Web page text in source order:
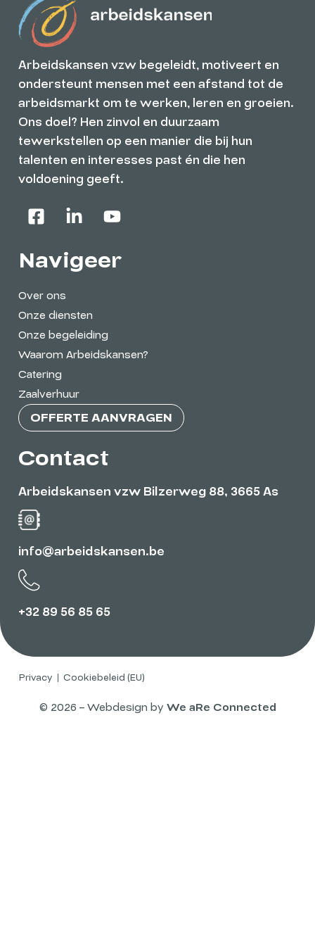
Arbeidskansen vzw begeleidt, motiveert en
ondersteunt mensen met een afstand tot de
arbeidsmarkt om te werken, leren en groeien.
Ons doel? Hen zinvol en duurzaam
tewerkstellen op een manier die bij hun
talenten en interesses past én die hen
voldoening geeft.
Navigeer
Over ons
Onze diensten
Onze begeleiding
Waarom Arbeidskansen?
Catering
Zaalverhuur
OFFERTE AANVRAGEN
Contact
Arbeidskansen vzw Bilzerweg 88, 3665 As
info@arbeidskansen.be
+32 89 56 85 65
Privacy Cookiebeleid (EU)
© 2026 – Webdesign by We aRe Connected